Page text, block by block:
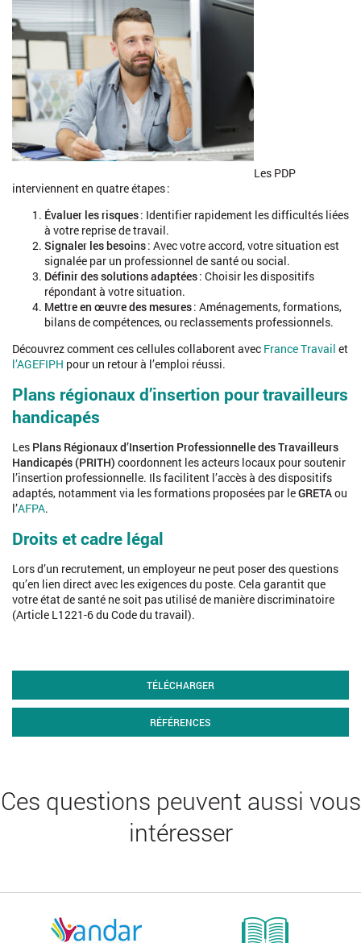
Les PDP
interviennent en quatre étapes :
Évaluer les risques: Identifier rapidement les difficultés liées
à votre reprise de travail.
Signaler les besoins: Avec votre accord, votre situation est
signalée par un professionnel de santé ou social.
Définir des solutions adaptées: Choisir les dispositifs
répondant à votre situation.
Mettre en œuvre des mesures: Aménagements, formations,
bilans de compétences, ou reclassements professionnels.
Découvrez comment ces cellules collaborent avec France Travail et
l’AGEFIPH pour un retour à l’emploi réussi.
Plans régionaux d’insertion pour travailleurs
handicapés
Les Plans Régionaux d’Insertion Professionnelle des Travailleurs
Handicapés (PRITH) coordonnent les acteurs locaux pour soutenir
l’insertion professionnelle. Ils facilitent l’accès à des dispositifs
adaptés, notamment via les formations proposées par leGRETAou
l’AFPA.
Droits et cadre légal
Lors d’un recrutement, un employeur ne peut poser des questions
qu’en lien direct avec les exigences du poste. Cela garantit que
votre état de santé ne soit pas utilisé de manière discriminatoire
(Article L1221-6 du Code du travail).
TÉLÉCHARGER
RÉFÉRENCES
Ces questions peuvent aussi vous
intéresser